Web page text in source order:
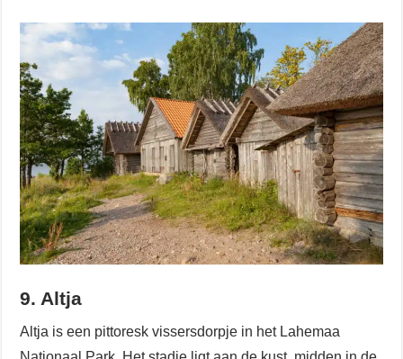
9. Altja
Altja is een pittoresk vissersdorpje in het Lahemaa